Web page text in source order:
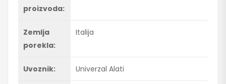
proizvoda:
Zemlja
porekla:
Italija
Uvoznik: Univerzal Alati